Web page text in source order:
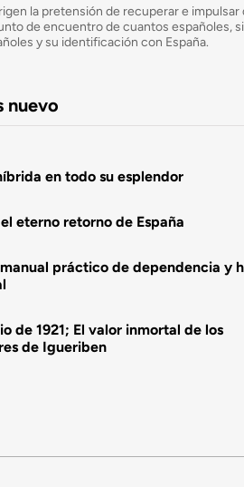
la pretensión de recuperar e
de encuentro de cuantos
y su identificación con España.
nuevo
en todo su esplendor
eterno retorno de España
práctico de dependencia y
de 1921; El valor inmortal de los
de Igueriben